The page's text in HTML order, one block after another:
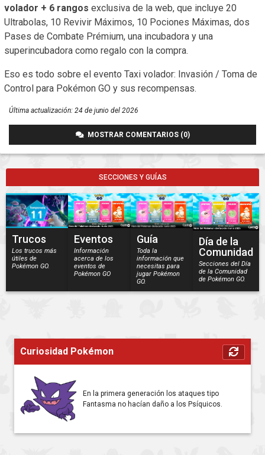
volador + 6 rangos exclusiva de la web, que incluye 20
Ultrabolas, 10 Revivir Máximos, 10 Pociones Máximas, dos
Pases de Combate Prémium, una incubadora y una
superincubadora como regalo con la compra.
Eso es todo sobre el evento Taxi volador: Invasión / Toma de
Control para Pokémon GO y sus recompensas.
Última actualización: 24 de junio del 2026
MOSTRAR COMENTARIOS (0)
SECCIONES Y GUÍAS
Trucos
Los trucos más
útiles de
Pokémon GO.
Eventos
Información
acerca de los
eventos de
Pokémon GO
Guía
Toda la
información que
necesitas para
jugar Pokémon
GO.
Día de la
Comunidad
Secciones del Día
de la Comunidad
de Pokémon GO.
Curiosidad Pokémon
En la primera generación los ataques tipo
Fantasma no hacían daño a los Psíquicos.